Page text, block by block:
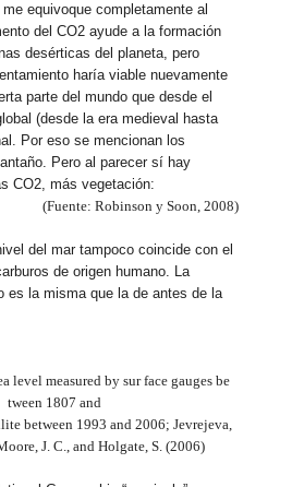
equivoque completamente al
del CO2 ayude a la formación
desérticas del planeta, pero
haría viable nuevamente
parte del mundo que desde el
(desde la era medieval hasta
Por eso se mencionan los
Pero al parecer sí hay
CO2, más vegetación:
(Fuente: Robinson y Soon, 2008)
del mar tampoco coincide con el
de origen humano. La
es la misma que la de antes de la
level measured by sur face gauges be
tween 1807 and
between 1993 and 2006; Jevrejeva,
J. C., and Holgate, S. (2006)